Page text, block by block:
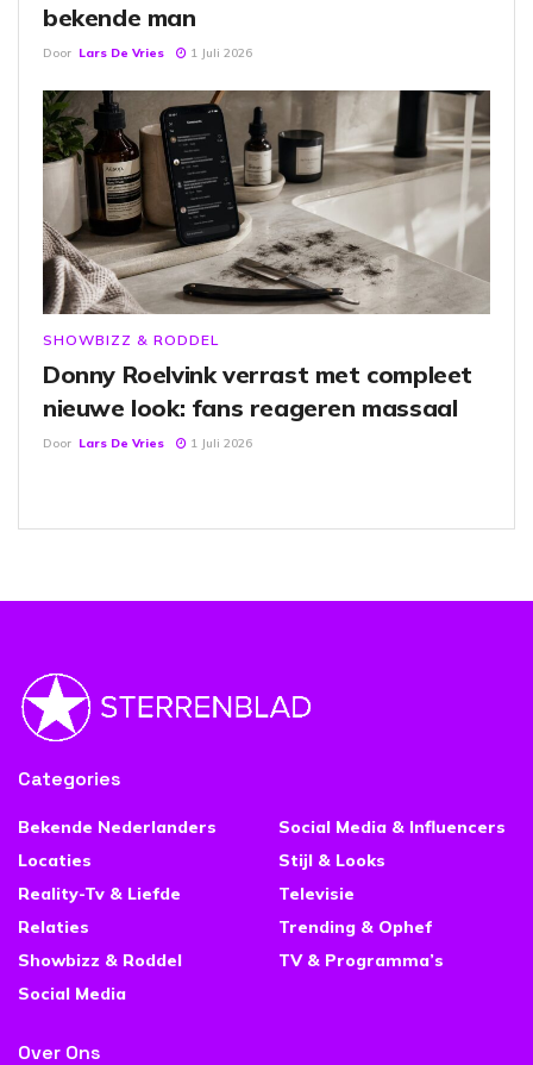
bekende man
Door Lars De Vries 1 Juli 2026
SHOWBIZZ & RODDEL
Donny Roelvink verrast met compleet
nieuwe look: fans reageren massaal
Door Lars De Vries 1 Juli 2026
Categories
Bekende Nederlanders
Locaties
Reality-Tv & Liefde
Relaties
Showbizz & Roddel
Social Media
Social Media & Influencers
Stijl & Looks
Televisie
Trending & Ophef
TV & Programma’s
Over Ons